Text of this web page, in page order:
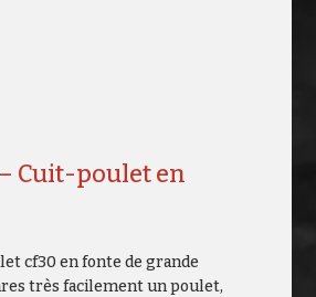
Cuit-poulet en
cf30 en fonte de grande
très facilement un poulet,